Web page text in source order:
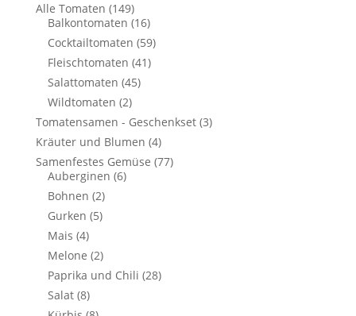
Alle Tomaten (149)
Balkontomaten (16)
Cocktailtomaten (59)
Fleischtomaten (41)
Salattomaten (45)
Wildtomaten (2)
Tomatensamen - Geschenkset (3)
Kräuter und Blumen (4)
Samenfestes Gemüse (77)
Auberginen (6)
Bohnen (2)
Gurken (5)
Mais (4)
Melone (2)
Paprika und Chili (28)
Salat (8)